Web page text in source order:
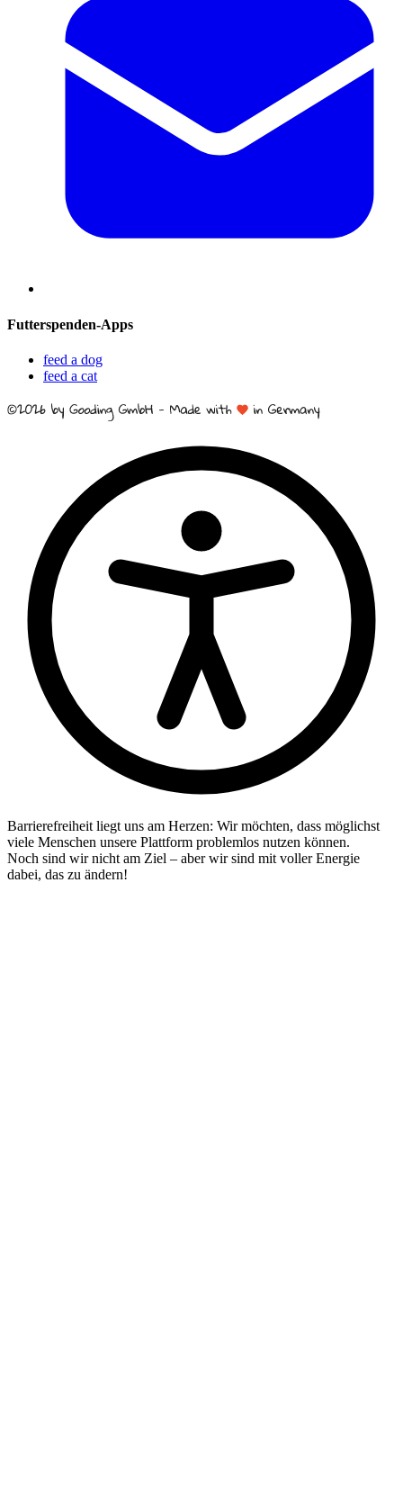
Futterspenden-Apps
feed a dog
feed a cat
Barrierefreiheit liegt uns am Herzen: Wir möchten, dass möglichst
viele Menschen unsere Plattform problemlos nutzen können.
Noch sind wir nicht am Ziel – aber wir sind mit voller Energie
dabei, das zu ändern!